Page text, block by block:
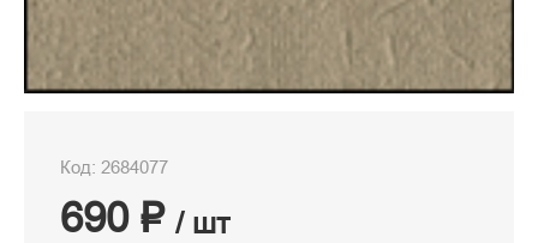
Код: 2684077
690 ₽ / шт